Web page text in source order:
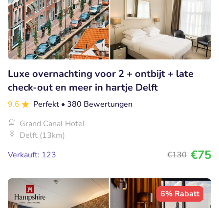
Luxe overnachting voor 2 + ontbijt + late
check-out en meer in hartje Delft
9.6 Perfekt • 380 Bewertungen
Grand Canal Hotel
Delft (13km)
Verkauft: 123
€130 €75
6% Rabatt